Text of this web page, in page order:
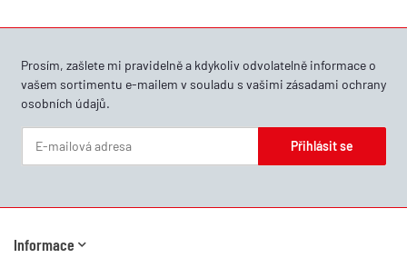
Prosím, zašlete mi pravidelně a kdykoliv odvolatelně informace o
vašem sortimentu e-mailem v souladu s vašimi zásadami ochrany
osobních údajů.
Přihlásit se
Informace